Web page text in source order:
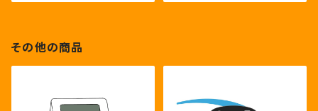
その他の商品